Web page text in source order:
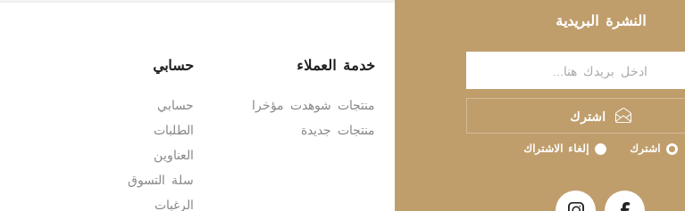
النشرة البريدية
اشترك
اشترك إلغاء الاشتراك
خدمة العملاء
منتجات شوهدت مؤخرا
منتجات جديدة
حسابي
حسابي
الطلبات
العناوين
سلة التسوق
الرغبات